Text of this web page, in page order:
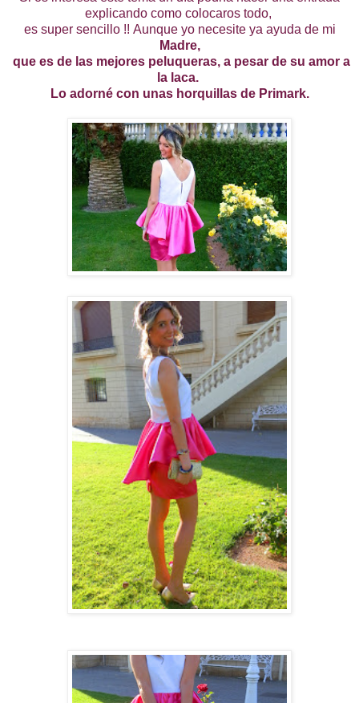
explicando como colocaros todo,
es super sencillo !! Aunque yo necesite ya ayuda de mi
Madre,
que es de las mejores peluqueras, a pesar de su amor a
la laca.
Lo adorné con unas horquillas de Primark.